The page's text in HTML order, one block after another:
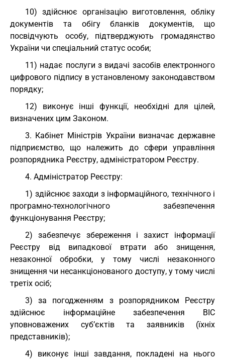
10) здійснює організацію виготовлення, обліку
документів та обігу бланків документів, що
посвідчують особу, підтверджують громадянство
України чи спеціальний статус особи;
11) надає послуги з видачі засобів електронного
цифрового підпису в установленому законодавством
порядку;
12) виконує інші функції, необхідні для цілей,
визначених цим Законом.
3. Кабінет Міністрів України визначає державне
підприємство, що належить до сфери управління
розпорядника Реєстру, адміністратором Реєстру.
4. Адміністратор Реєстру:
1) здійснює заходи з інформаційного, технічного і
програмно-технологічного забезпечення
функціонування Реєстру;
2) забезпечує збереження і захист інформації
Реєстру від випадкової втрати або знищення,
незаконної обробки, у тому числі незаконного
знищення чи несанкціонованого доступу, у тому числі
третіх осіб;
3) за погодженням з розпорядником Реєстру
здійснює інформаційне забезпечення ВІС
уповноважених суб’єктів та заявників (їхніх
представників);
4) виконує інші завдання, покладені на нього